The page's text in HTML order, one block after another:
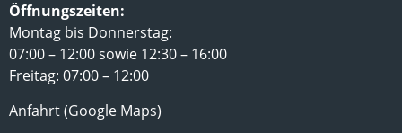
Öffnungszeiten:
Montag bis Donnerstag:
07:00 – 12:00 sowie 12:30 – 16:00
Freitag: 07:00 – 12:00
Anfahrt (Google Maps)